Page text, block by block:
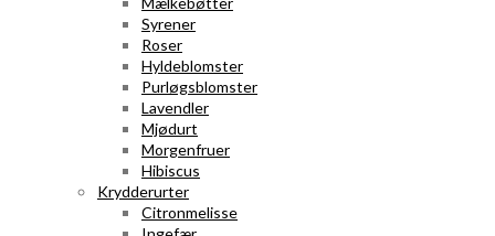
Syrener
Roser
Hyldeblomster
Purløgsblomster
Lavendler
Mjødurt
Morgenfruer
Hibiscus
Krydderurter
Citronmelisse